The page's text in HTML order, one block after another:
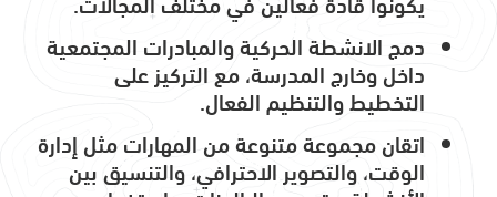
دمج الانشطة الحركية والمبادرات المجتمعية
داخل وخارج المدرسة، مع التركيز على
التخطيط والتنظيم الفعال.
اتقان مجموعة متنوعة من المهارات مثل إدارة
الوقت، والتصوير الاحترافي، والتنسيق بين